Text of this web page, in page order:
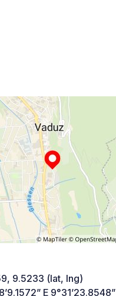
9.5233 (lat, lng)
E 9°31’23.8548”